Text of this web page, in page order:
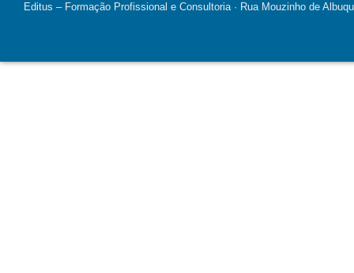
Editus – Formação Profissional e Consultoria · Rua Mouzinho de